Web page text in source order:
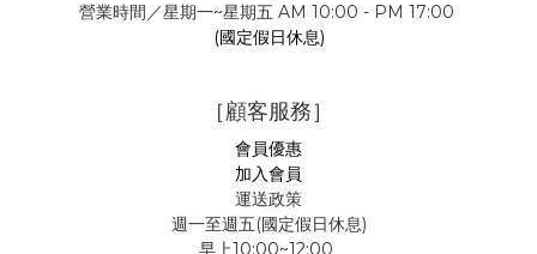
營業時間／星期一~星期五 AM 10:00 - PM 17:00
(國定假日休息)
［顧客服務］
會員優惠
加入會員
運送政策
週一至週五(國定假日休息)
早上10:00~12:00